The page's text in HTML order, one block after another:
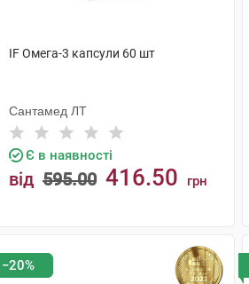
IF Омега-3 капсули 60 шт
Сантамед ЛТ
Є в наявності
від 595.00 416.50 грн
−20%